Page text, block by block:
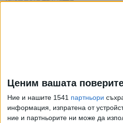
Ценим вашата
Ние и нашите 1541 партньори
информация, изпратена от
ние и партньорите ни може да
04 Авг. 2026